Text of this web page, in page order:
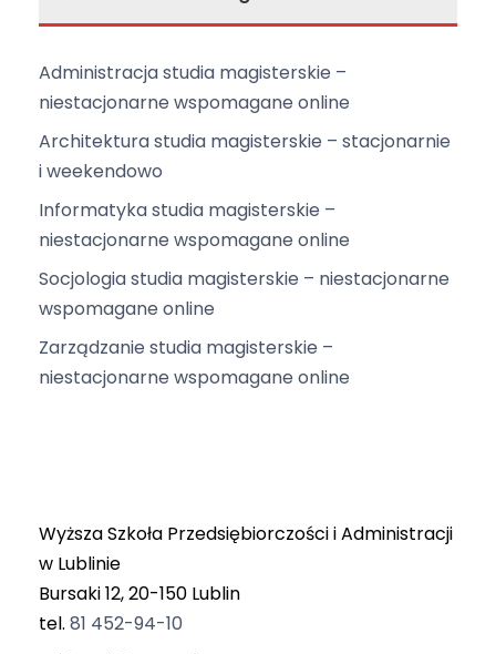
Administracja studia magisterskie –
niestacjonarne wspomagane online
Architektura studia magisterskie – stacjonarnie
i weekendowo
Informatyka studia magisterskie –
niestacjonarne wspomagane online
Socjologia studia magisterskie – niestacjonarne
wspomagane online
Zarządzanie studia magisterskie –
niestacjonarne wspomagane online
Wyższa Szkoła Przedsiębiorczości i Administracji
w Lublinie
Bursaki 12, 20-150 Lublin
tel. 81 452-94-10